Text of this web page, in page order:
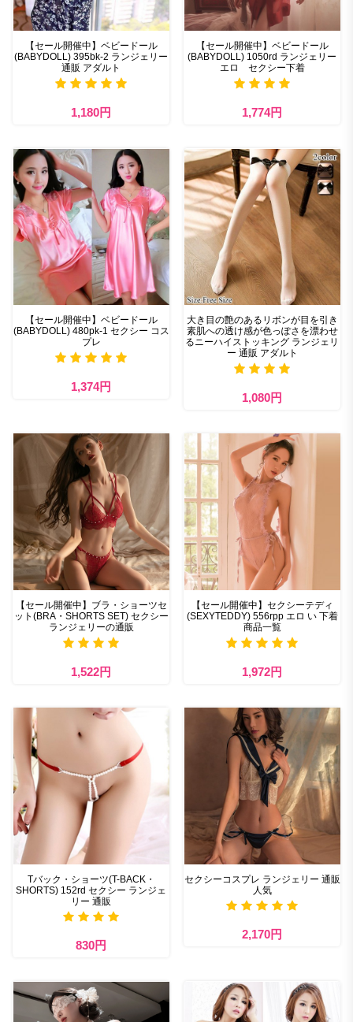
【セール開催中】ベビードール
(BABYDOLL) 395bk-2 ランジェリー
通販 アダルト
1,180円
【セール開催中】ベビードール
(BABYDOLL) 1050rd ランジェリー
エロ セクシー下着
1,774円
【セール開催中】ベビードール
(BABYDOLL) 480pk-1 セクシー コス
プレ
1,374円
大き目の艶のあるリボンが目を引き
素肌への透け感が色っぽさを漂わせ
るニーハイストッキング ランジェリ
ー 通販 アダルト
1,080円
【セール開催中】ブラ・ショーツセ
ット(BRA・SHORTS SET) セクシー
ランジェリーの通販
1,522円
【セール開催中】セクシーテディ
(SEXYTEDDY) 556rpp エロ い 下着
商品一覧
1,972円
Tバック・ショーツ(T-BACK・
SHORTS) 152rd セクシー ランジェ
リー 通販
830円
セクシーコスプレ ランジェリー 通販
人気
2,170円